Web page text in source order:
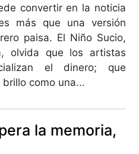
convertir en la noticia
más que una versión
paisa. El Niño Sucio,
olvida que los artistas
el dinero; que
como una...
la memoria,